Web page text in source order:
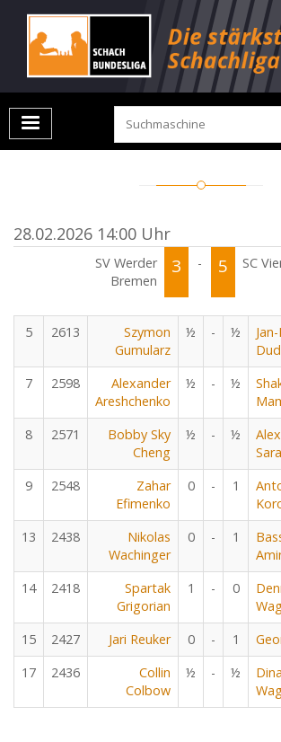
28.02.2026 14:00 Uhr
SV Werder
Bremen
3 - 5 SC
5 2613
Szymon
Gumularz
½ - ½
7 2598
Alexander
Areshchenko
½ - ½
8 2571
Bobby Sky
Cheng
½ - ½
9 2548
Zahar
Efimenko
0 - 1
13 2438
Nikolas
Wachinger
0 - 1
14 2418
Spartak
Grigorian
1 - 0
15 2427 Jari Reuker 0 - 1
17
2436
Collin
Colbow
½ - ½